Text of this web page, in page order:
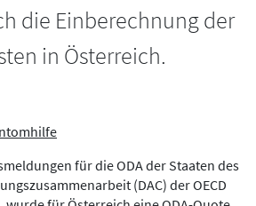
die Einberechnung der
in Österreich.
für die ODA der Staaten des
(DAC) der OECD